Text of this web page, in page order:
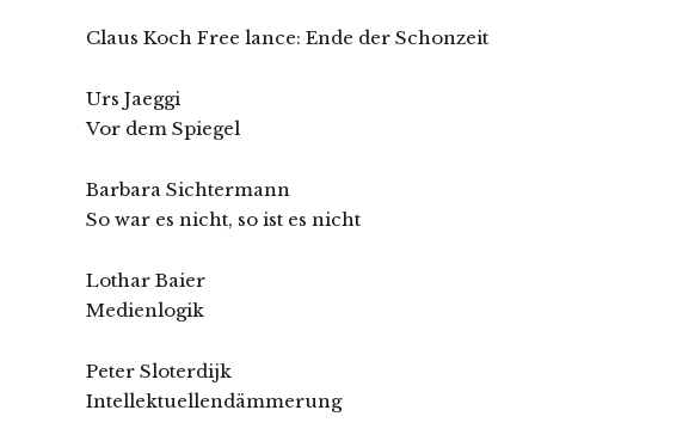
Claus Koch Free lance: Ende der Schonzeit
Urs Jaeggi
Vor dem Spiegel
Barbara Sichtermann
So war es nicht, so ist es nicht
Lothar Baier
Medienlogik
Peter Sloterdijk
Intellektuellendämmerung